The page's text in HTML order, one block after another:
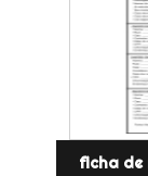
ficha de